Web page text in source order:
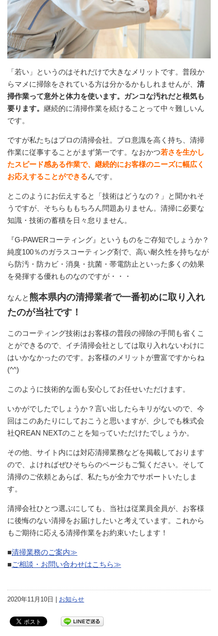
「若い」というのはそれだけで大きなメリットです。普段か
らマメに掃除をされている方は分かるかもしれませんが、 清
掃作業って意外と体力を使います。ガンコな汚れだと根気も
要ります。 継続的に清掃作業を続けることって中々難しいん
です。
ですが私たちはプロの清掃会社。プロ意識を高く持ち、清掃
作業に従事することがまず第一です。なおかつ若さを生かし
たスピード感ある作業で、継続的にお客様のニーズに幅広く
お応えすることができるんです。
とこのようにお伝えすると「技術はどうなの？」と聞かれそ
うですが、そちらももちろん問題ありません。清掃に必要な
知識・技術の蓄積を日々怠りません。
『G-PAWERコーティング』というものをご存知でしょうか？
純度100％のガラスコーティング剤で、高い耐久性を持ちなが
ら防汚・防カビ・消臭・抗菌・帯電防止といった多くの効果
を発揮する優れものなのですが・・・
なんと 熊本県内の清掃業者で一番初めに取り入れ
たのが当社です！
このコーティング技術はお客様の普段の掃除の手間も省くこ
とができるので、イチ清掃会社としては取り入れないわけに
はいかなかったのです。お客様のメリットが豊富ですからね
(^^)
このように技術的な面も安心してお任せいただけます。
いかがでしたでしょうか？言い出したらキリがないので、今
回はこのあたりにしておこうと思いますが、少しでも株式会
社QREAN NEXTのことを知っていただけたでしょうか。
その他、サイト内には対応清掃業務などを掲載しております
ので、よければぜひそちらのページもご覧ください。そして
清掃のご依頼とあらば、私たちが全力でサポートいたしま
す。
清掃会社ひとつ選ぶにしても、当社は従業員全員が、お客様
に後悔のない清掃をお届けしたいと考えています。これから
もご期待に応える清掃作業をお約束いたします！
■清掃業務のご案内≫
■ご相談・お問い合わせはこちら≫
2020年11月10日 | お知らせ